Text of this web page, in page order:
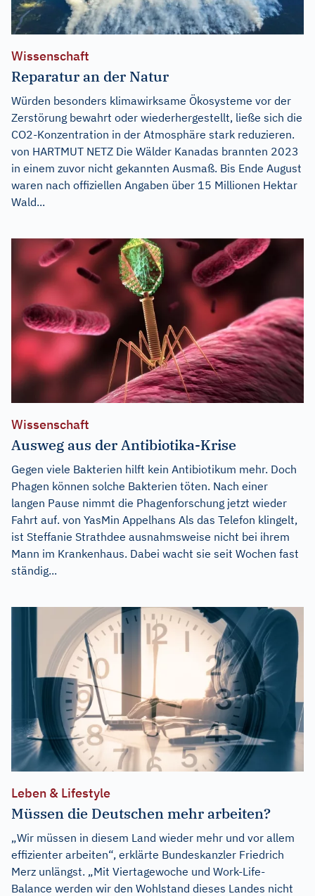
Wissenschaft
Reparatur an der Natur
Würden besonders klimawirksame Ökosysteme vor der
Zerstörung bewahrt oder wiederhergestellt, ließe sich die
CO2-Konzentration in der Atmosphäre stark reduzieren.
von HARTMUT NETZ Die Wälder Kanadas brannten 2023
in einem zuvor nicht gekannten Ausmaß. Bis Ende August
waren nach offiziellen Angaben über 15 Millionen Hektar
Wald...
Wissenschaft
Ausweg aus der Antibiotika-Krise
Gegen viele Bakterien hilft kein Antibiotikum mehr. Doch
Phagen können solche Bakterien töten. Nach einer
langen Pause nimmt die Phagenforschung jetzt wieder
Fahrt auf. von YasMin Appelhans Als das Telefon klingelt,
ist Steffanie Strathdee ausnahmsweise nicht bei ihrem
Mann im Krankenhaus. Dabei wacht sie seit Wochen fast
ständig...
Leben & Lifestyle
Müssen die Deutschen mehr arbeiten?
„Wir müssen in diesem Land wieder mehr und vor allem
effizienter arbeiten“, erklärte Bundeskanzler Friedrich
Merz unlängst. „Mit Viertagewoche und Work-Life-
Balance werden wir den Wohlstand dieses Landes nicht